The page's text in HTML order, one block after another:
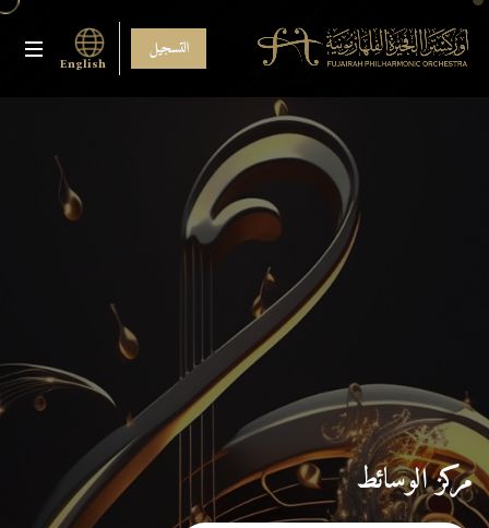
التسجيل
English
مركز الوسائط